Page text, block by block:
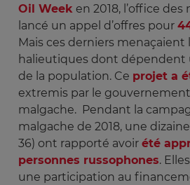
Oil Week en 2018, l’office des
lancé un appel d’offres pour
Mais ces derniers menaçaient
halieutiques dont dépendent
de la population. Ce projet a
extremis par le gouvernement
malgache. Pendant la
malgache de 2018, une
36) ont rapporté avoir été
personnes russophones.
une participation au